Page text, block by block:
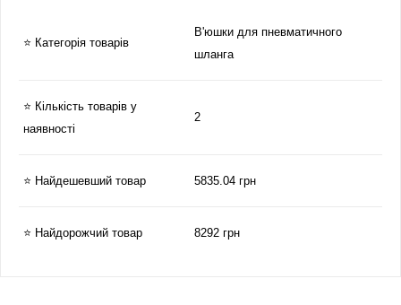
⭐ Категорія товарів
В'юшки для пневматичного
шланга
⭐ Кількість товарів у
наявності
2
⭐ Найдешевший товар 5835.04 грн
⭐ Найдорожчий товар 8292 грн